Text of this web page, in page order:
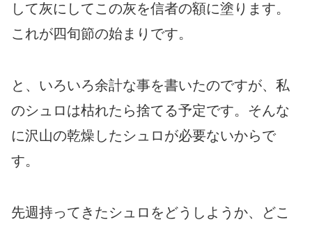
して灰にしてこの灰を信者の額に塗ります。
これが四旬節の始まりです。
と、いろいろ余計な事を書いたのですが、私
のシュロは枯れたら捨てる予定です。そんな
に沢山の乾燥したシュロが必要ないからで
す。
先週持ってきたシュロをどうしようか、どこ